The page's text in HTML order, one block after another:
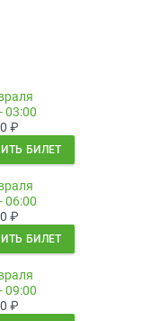
03:00
₽
БИЛЕТ
06:00
₽
БИЛЕТ
09:00
₽